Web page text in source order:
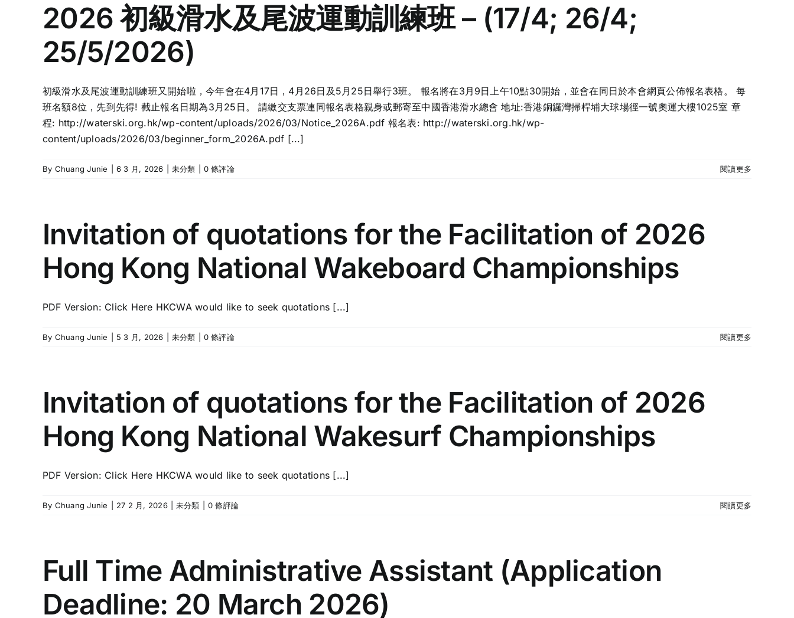
2026 初級滑水及尾波運動訓練班 – (17/4; 26/4;
25/5/2026)
初級滑水及尾波運動訓練班又開始啦，今年會在4月17日，4月26日及5月25日舉行3班。 報名將在3月9日上午10點30開始，並會在同日於本會網頁公佈報名表格。 每
班名額8位，先到先得! 截止報名日期為3月25日。 請繳交支票連同報名表格親身或郵寄至中國香港滑水總會 地址:香港銅鑼灣掃桿埔大球場徑一號奧運大樓1025室 章
程: http://waterski.org.hk/wp-content/uploads/2026/03/Notice_2026A.pdf 報名表: http://waterski.org.hk/wp-
content/uploads/2026/03/beginner_form_2026A.pdf [...]
By Chuang Junie 6 3 月, 2026 未分類 0 條評論 閱讀更多
Invitation of quotations for the Facilitation of 2026
Hong Kong National Wakeboard Championships
PDF Version: Click Here HKCWA would like to seek quotations [...]
By Chuang Junie 5 3 月, 2026 未分類 0 條評論 閱讀更多
Invitation of quotations for the Facilitation of 2026
Hong Kong National Wakesurf Championships
PDF Version: Click Here HKCWA would like to seek quotations [...]
By Chuang Junie 27 2 月, 2026 未分類 0 條評論 閱讀更多
Full Time Administrative Assistant (Application
Deadline: 20 March 2026)